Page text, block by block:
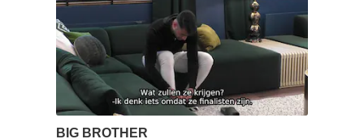
BIG BROTHER